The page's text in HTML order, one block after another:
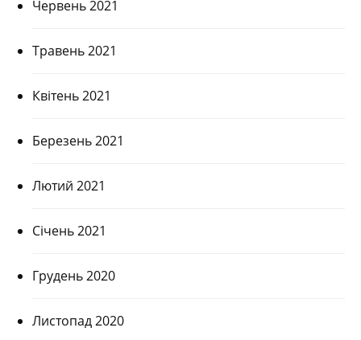
Червень 2021
Травень 2021
Квітень 2021
Березень 2021
Лютий 2021
Січень 2021
Грудень 2020
Листопад 2020